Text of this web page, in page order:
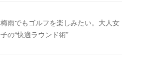
梅雨でもゴルフを楽しみたい。大人女
子の“快適ラウンド術”